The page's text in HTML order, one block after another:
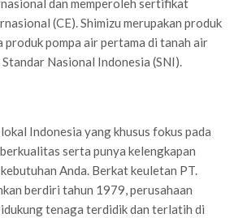
dan memperoleh sertifikat
(CE). Shimizu merupakan produk
produk pompa air pertama di tanah air
Nasional Indonesia (SNI).
Indonesia yang khusus fokus pada
serta punya kelengkapan
Anda. Berkat keuletan PT.
berdiri tahun 1979, perusahaan
tenaga terdidik dan terlatih di